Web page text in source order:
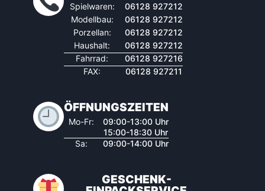
Spielwaren:
06128 927212
Modellbau:
06128 927212
Porzellan:
06128 927212
Haushalt:
06128 927212
Fahrrad:
06128 927216
FAX:
06128 927211
ÖFFNUNGSZEITEN
Mo-Fr:
09:00-13:00 Uhr
15:00-18:30 Uhr
Sa:
09:00-14:00 Uhr
GESCHENK-